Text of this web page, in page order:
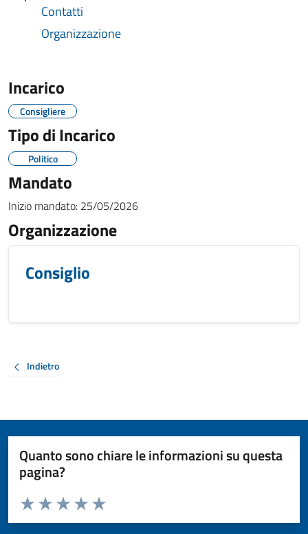
Contatti
Organizzazione
Incarico
Consigliere
Tipo di Incarico
Politico
Mandato
Inizio mandato: 25/05/2026
Organizzazione
Consiglio
Indietro
Quanto sono chiare le informazioni su questa
pagina?
Valuta da 1 a 5 stelle la pagina
Valuta 5 stelle su 5
Valuta 4 stelle su 5
Valuta 3 stelle su 5
Valuta 2 stelle su 5
Valuta 1 stelle su 5